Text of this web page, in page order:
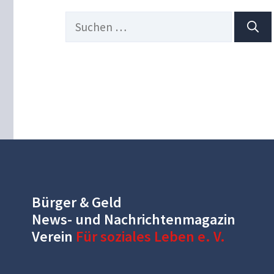
Suchen
Bürger & Geld
News- und Nachrichtenmagazin
Verein Für soziales Leben e. V.